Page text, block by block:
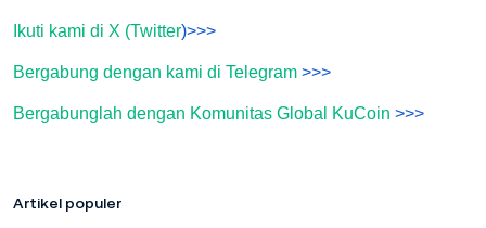
Ikuti kami di X (Twitter)>>>
Bergabung dengan kami di Telegram >>>
Bergabunglah dengan Komunitas Global KuCoin >>>
Artikel populer